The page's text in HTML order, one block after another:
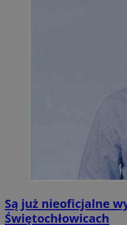
Są już nieoficjalne
Świętochłowicach